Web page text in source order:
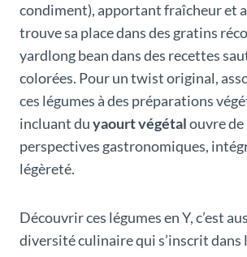
condiment), apportant fraîcheur et
trouve sa place dans des gratins
yardlong bean dans des recettes
colorées. Pour un twist original,
ces légumes à des préparations
incluant duyaourt végétalouvre
perspectives gastronomiques,
légèreté.
Découvrir ces légumes en Y, c’est
diversité culinaire qui s’inscrit dans